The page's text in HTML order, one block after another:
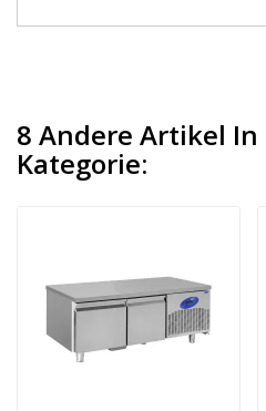
8 Andere Artikel In
Kategorie: